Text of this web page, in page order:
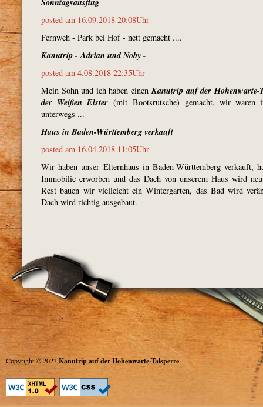
posted am 16.09.2018 20:08Uhr
Fernweh - Park bei Hof - nett gemacht ....
Kanutrip - Adrian und Noby -
posted am 4.08.2018 22:35Uhr
Mein Sohn und ich haben einenKanutrip auf der Hohenwarte-
der Weißen Elster (mit Bootsrutsche) gemacht, wir waren
unterwegs ...
Haus in Baden-Württemberg verkauft
posted am 16.04.2018 11:05Uhr
Wir haben unser Elternhaus in Baden-Württemberg verkauft,
Immobilie erworben und das Dach von unserem Haus wird
Rest bauen wir vielleicht ein Wintergarten, das Bad wird
Dach wird richtig ausgebaut.
Copyright © 2023Kanutrip auf der Hohenwarte-Talsperre